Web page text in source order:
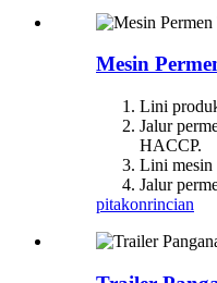
Mesin
Lini
Jalur
HACCP.
Lini mesin
Jalur
pitakonrincian